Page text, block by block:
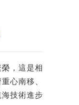
，這是相
心南移、
技術進步